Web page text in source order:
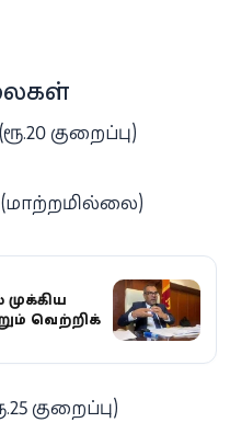
குறைப்பு)
(மாற்றமில்லை)
வெற்றிக்
குறைப்பு)